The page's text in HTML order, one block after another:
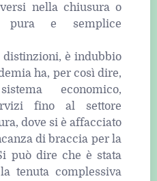
nella chiusura o
pura e semplice
distinzioni, è indubbio
ha, per così dire,
economico,
fino al settore
dove si è affacciato
di braccia per la
può dire che è stata
tenuta complessiva